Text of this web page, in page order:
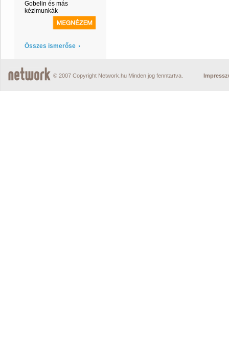
Gobelin és más
kézimunkák
Összes ismerőse
© 2007 Copyright Network.hu Minden jog fenntartva.